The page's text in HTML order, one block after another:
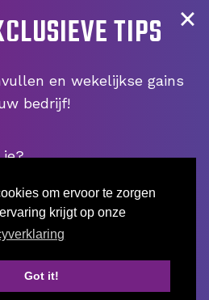
om ervoor te zorgen
krijgt op onze
Got it!
×
TIPS
en wekelijkse gains
bedrijf!
Start jouw bedrijfsscan